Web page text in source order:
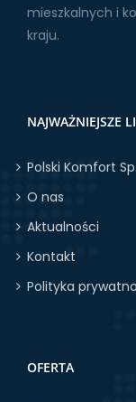
mieszkalnych i
kraju.
NAJWAŻNIEJSZE
Polski Komfort
O nas
Aktualności
Kontakt
Polityka
OFERTA